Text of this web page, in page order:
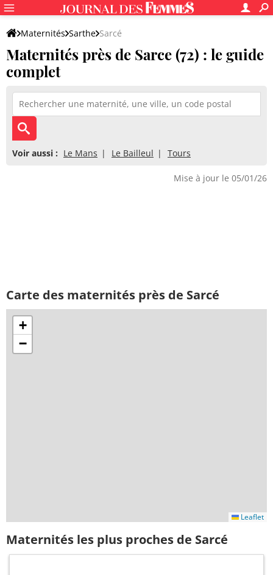
Maternités Sarthe Sarcé
Maternités près de Sarce (72) : le guide
complet
Voir aussi : Le Mans Le Bailleul Tours
Mise à jour le 05/01/26
Carte des maternités près de Sarcé
+
−
Leaflet
Maternités les plus proches de Sarcé